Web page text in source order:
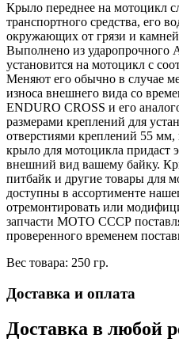
Крыло переднее на мотоцикл
транспортного средства, его
окружающих от грязи и
Выполнено из ударопрочного
установится на мотоцикл с
Меняют его обычно в случае
износа внешнего вида со
ENDURO CROSS и его
размерами креплений для
отверстиями креплений 55
крыло для мотоцикла придаст
внешний вид вашему байку.
питбайк и другие товары для
доступны в ассортименте
отремонтировать или
запчасти МОТО СССР
проверенного временем
Вес товара: 250 гр.
Доставка и оплата
Доставка в любой